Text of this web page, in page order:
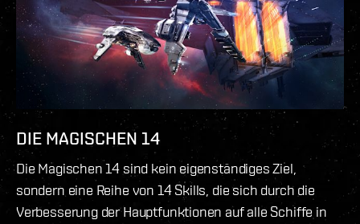
DIE MAGISCHEN 14
Die Magischen 14 sind kein eigenständiges Ziel,
sondern eine Reihe von 14 Skills, die sich durch die
Verbesserung der Hauptfunktionen auf alle Schiffe in